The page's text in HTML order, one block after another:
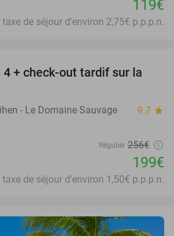
119€
taxe de séjour d'environ 2,75€ p.p.p.n.
22%
4 + check-out tardif sur la
- Le Domaine Sauvage 9.7 star
Régulier 256€
199€
taxe de séjour d'environ 1,50€ p.p.p.n.